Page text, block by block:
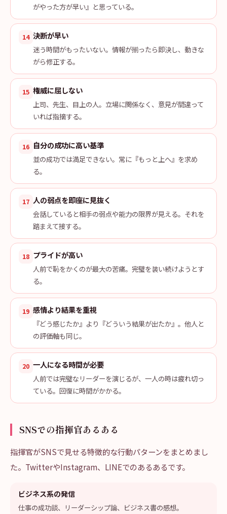
がやった方が早い』と思っている。
14 決断が早い
迷う時間がもったいない。情報が揃ったら即決し、動きな
がら修正する。
15 権威に屈しない
上司、先生、目上の人。立場に関係なく、意見が間違って
いれば指摘する。
16 自分の成功に高い基準
並の成功では満足できない。常に『もっと上へ』を求め
る。
17 人の弱点を即座に見抜く
会話していると相手の弱点や能力の限界が見える。それを
踏まえて接する。
18 プライドが高い
人前で恥をかくのが最大の苦痛。完璧を装い続けようとす
る。
19 感情より結果を重視
『どう感じたか』より『どういう結果が出たか』。他人と
の評価軸も同じ。
20 一人になる時間が必要
人前では完璧なリーダーを演じるが、一人の時は疲れ切っ
ている。回復に時間がかかる。
SNSでの指揮官あるある
指揮官がSNSで見せる特徴的な行動パターンをまとめまし
た。TwitterやInstagram、LINEでのあるあるです。
ビジネス系の発信
仕事の成功談、リーダーシップ論、ビジネス書の感想。